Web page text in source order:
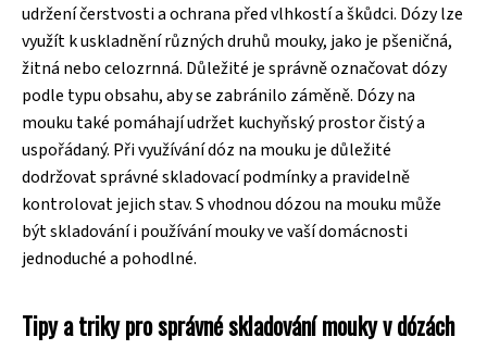
udržení čerstvosti a ochrana před vlhkostí a škůdci. Dózy lze
využít k uskladnění různých druhů mouky, jako je pšeničná,
žitná nebo celozrnná. Důležité je správně označovat dózy
podle typu obsahu, aby se zabránilo záměně. Dózy na
mouku také pomáhají udržet kuchyňský prostor čistý a
uspořádaný. Při využívání dóz na mouku je důležité
dodržovat správné skladovací podmínky a pravidelně
kontrolovat jejich stav. S vhodnou dózou na mouku může
být skladování i používání mouky ve vaší domácnosti
jednoduché a pohodlné.
Tipy a triky pro správné skladování mouky v dózách